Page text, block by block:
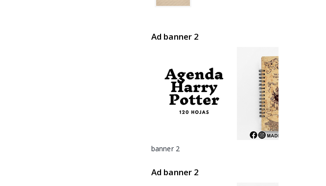
Ad banner 2
banner 2
Ad banner 2